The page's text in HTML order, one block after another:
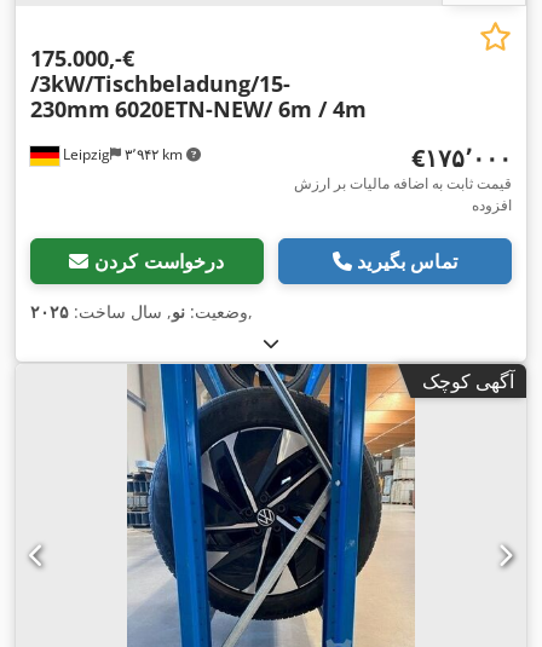
Leipzig ۳٬۹۴۲ km
175.000,-€
/3kW/Tischbeladung/15-
230mm 6020ETN-NEW/ 6m / 4m
‎€۱۷۵٬۰۰۰
قیمت ثابت به اضافه مالیات بر ارزش
افزوده
درخواست کردن تماس بگیرید
وضعیت: نو, سال ساخت: ۲۰۲۵ ,
آگهی کوچک